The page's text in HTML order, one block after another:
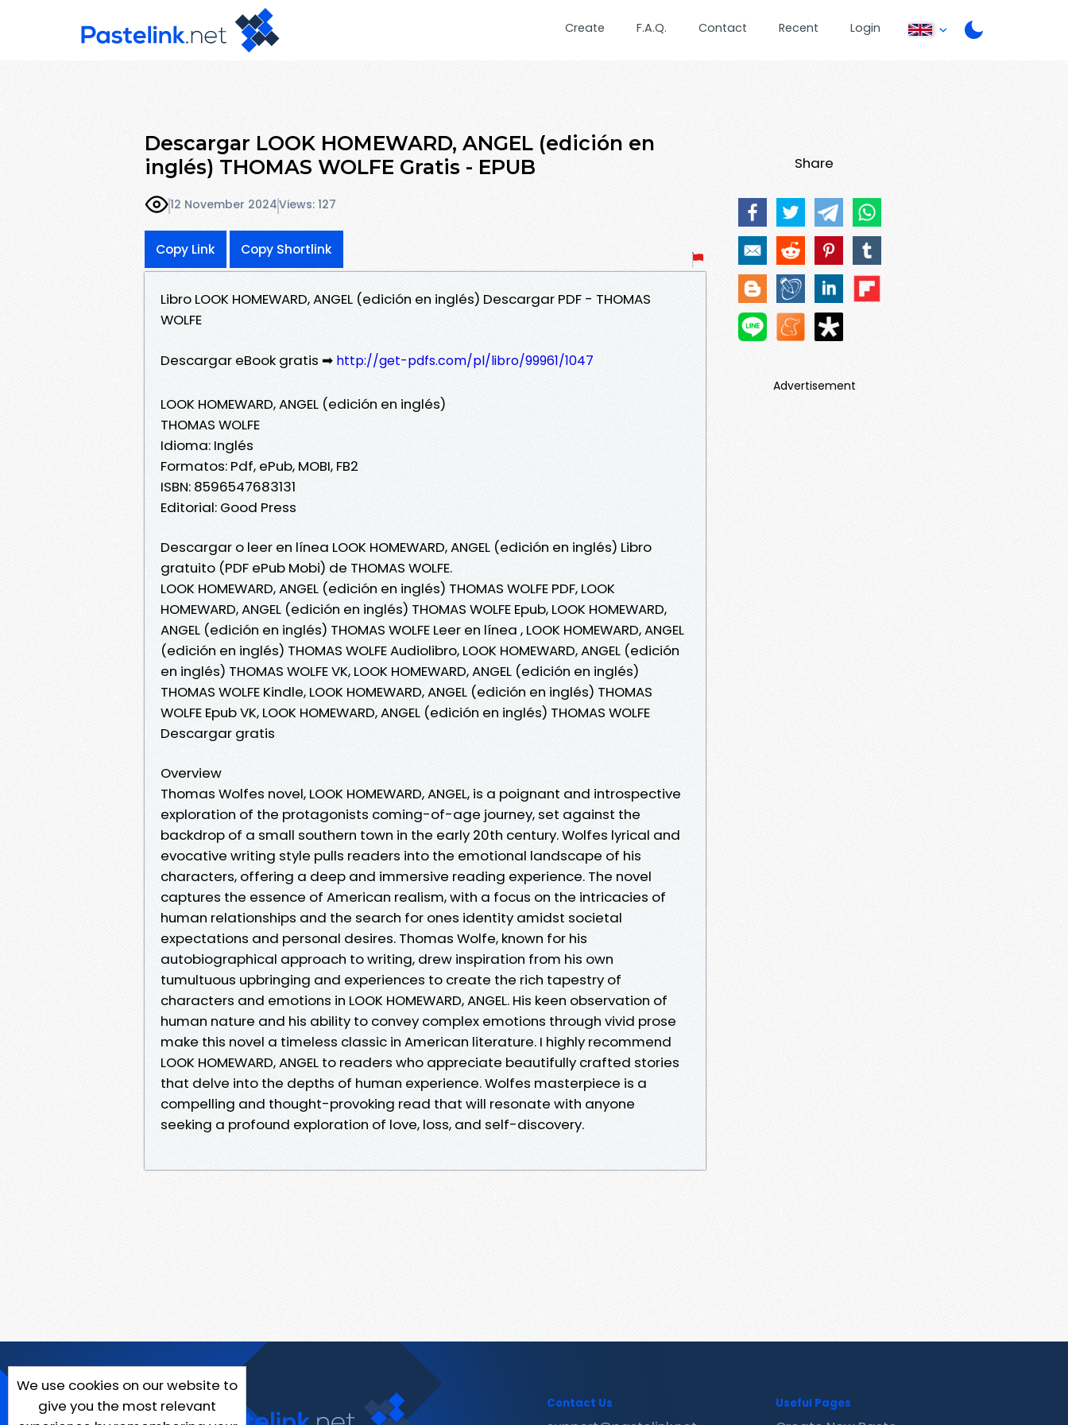
Create F.A.Q. Contact Recent Login
Descargar LOOK HOMEWARD, ANGEL (edición en
inglés) THOMAS WOLFE Gratis - EPUB
12 November 2024Views: 127
Copy Link Copy Shortlink
Libro LOOK HOMEWARD, ANGEL (edición en inglés) Descargar PDF - THOMAS
WOLFE
Descargar eBook gratis ➡ http://get-pdfs.com/pl/libro/99961/1047
LOOK HOMEWARD, ANGEL (edición en inglés)
THOMAS WOLFE
Idioma: Inglés
Formatos: Pdf, ePub, MOBI, FB2
ISBN: 8596547683131
Editorial: Good Press
Descargar o leer en línea LOOK HOMEWARD, ANGEL (edición en inglés) Libro
gratuito (PDF ePub Mobi) de THOMAS WOLFE.
LOOK HOMEWARD, ANGEL (edición en inglés) THOMAS WOLFE PDF, LOOK
HOMEWARD, ANGEL (edición en inglés) THOMAS WOLFE Epub, LOOK HOMEWARD,
ANGEL (edición en inglés) THOMAS WOLFE Leer en línea , LOOK HOMEWARD, ANGEL
(edición en inglés) THOMAS WOLFE Audiolibro, LOOK HOMEWARD, ANGEL (edición
en inglés) THOMAS WOLFE VK, LOOK HOMEWARD, ANGEL (edición en inglés)
THOMAS WOLFE Kindle, LOOK HOMEWARD, ANGEL (edición en inglés) THOMAS
WOLFE Epub VK, LOOK HOMEWARD, ANGEL (edición en inglés) THOMAS WOLFE
Descargar gratis
Overview
Thomas Wolfes novel, LOOK HOMEWARD, ANGEL, is a poignant and introspective
exploration of the protagonists coming-of-age journey, set against the
backdrop of a small southern town in the early 20th century. Wolfes lyrical and
evocative writing style pulls readers into the emotional landscape of his
characters, offering a deep and immersive reading experience. The novel
captures the essence of American realism, with a focus on the intricacies of
human relationships and the search for ones identity amidst societal
expectations and personal desires. Thomas Wolfe, known for his
autobiographical approach to writing, drew inspiration from his own
tumultuous upbringing and experiences to create the rich tapestry of
characters and emotions in LOOK HOMEWARD, ANGEL. His keen observation of
human nature and his ability to convey complex emotions through vivid prose
make this novel a timeless classic in American literature. I highly recommend
LOOK HOMEWARD, ANGEL to readers who appreciate beautifully crafted stories
that delve into the depths of human experience. Wolfes masterpiece is a
compelling and thought-provoking read that will resonate with anyone
seeking a profound exploration of love, loss, and self-discovery.
Share
Advertisement
We use cookies on our website to
give you the most relevant
Contact Us Useful Pages